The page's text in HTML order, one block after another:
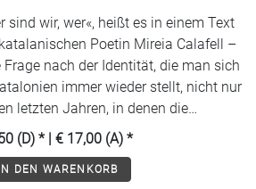
unabhängig voneinander zu denken:
Aufmerksamkeit muß in Gewohnheit
wenn sie den Menschen nicht
alle Gewohnheit von
verstört werden, wenn sie
Menschen nicht lähmen soll.« In dieser
der horen werden ganz
Gewohnheiten unter die
sind wir, wer«, heißt es in einem Text
Poetin Mireia Calafell –
Frage nach der Identität, die man sich
immer wieder stellt, nicht nur
letzten Jahren, in denen die
nach einer Unabhängigkeit
zugenommen haben.
(D) * | € 17,00 (A) *
IN DEN WARENKORB